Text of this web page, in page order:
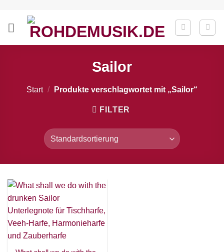
springen
Sailor
Start / Produkte verschlagwortet mit „Sailor“
FILTER